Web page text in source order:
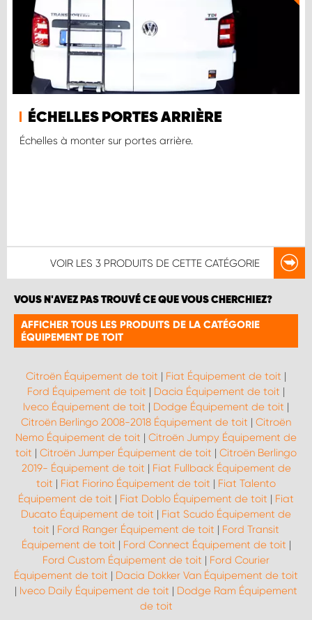
ÉCHELLES PORTES ARRIÈRE
Échelles à monter sur portes arrière.
VOIR LES 3 PRODUITS DE CETTE CATÉGORIE
VOUS N'AVEZ PAS TROUVÉ CE QUE VOUS CHERCHIEZ?
AFFICHER TOUS LES PRODUITS DE LA CATÉGORIE
ÉQUIPEMENT DE TOIT
Citroën Équipement de toit | Fiat Équipement de toit |
Ford Équipement de toit | Dacia Équipement de toit |
Iveco Équipement de toit | Dodge Équipement de toit |
Citroën Berlingo 2008-2018 Équipement de toit | Citroën
Nemo Équipement de toit | Citroën Jumpy Équipement de
toit | Citroën Jumper Équipement de toit | Citroën Berlingo
2019- Équipement de toit | Fiat Fullback Équipement de
toit | Fiat Fiorino Équipement de toit | Fiat Talento
Équipement de toit | Fiat Doblo Équipement de toit | Fiat
Ducato Équipement de toit | Fiat Scudo Équipement de
toit | Ford Ranger Équipement de toit | Ford Transit
Équipement de toit | Ford Connect Équipement de toit |
Ford Custom Équipement de toit | Ford Courier
Équipement de toit | Dacia Dokker Van Équipement de toit
| Iveco Daily Équipement de toit | Dodge Ram Équipement
de toit